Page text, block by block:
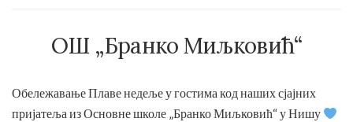
ОШ „Бранко Миљковић“
Обележавање Плаве недеље у гостима код наших сјајних
пријатеља из Основне школе „Бранко Миљковић“ у Нишу